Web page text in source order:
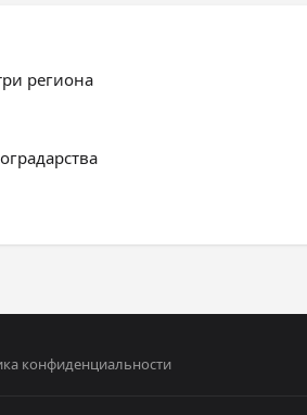
региона
конфиденциальности